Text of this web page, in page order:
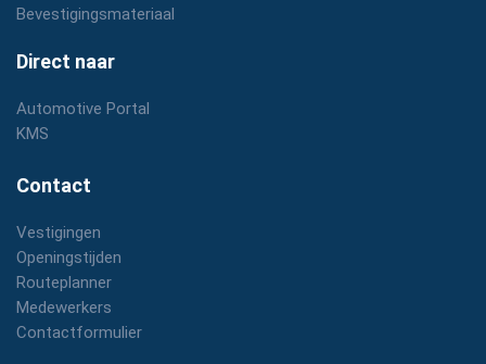
Bevestigingsmateriaal
Direct naar
Automotive Portal
KMS
Contact
Vestigingen
Openingstijden
Routeplanner
Medewerkers
Contactformulier